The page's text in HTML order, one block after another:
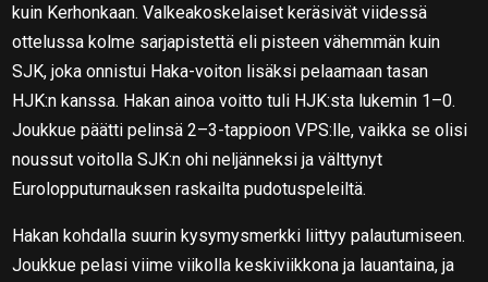
kuin Kerhonkaan. Valkeakoskelaiset keräsivät viidessä
ottelussa kolme sarjapistettä eli pisteen vähemmän kuin
SJK, joka onnistui Haka-voiton lisäksi pelaamaan tasan
HJK:n kanssa. Hakan ainoa voitto tuli HJK:sta lukemin 1–0.
Joukkue päätti pelinsä 2–3-tappioon VPS:lle, vaikka se olisi
noussut voitolla SJK:n ohi neljänneksi ja välttynyt
Eurolopputurnauksen raskailta pudotuspeleiltä.
Hakan kohdalla suurin kysymysmerkki liittyy palautumiseen.
Joukkue pelasi viime viikolla keskiviikkona ja lauantaina, ja